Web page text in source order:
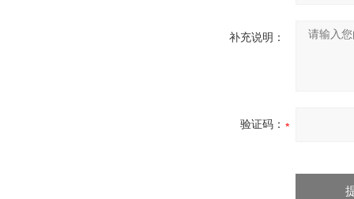
补充说明：
验证码：